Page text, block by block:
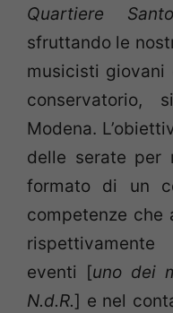
Quartiere
sfruttando le
musicisti giovani
Modena.
delle serate per
formato di un
competenze che
rispettivamente
eventi [uno dei
N.d.R.] e nel